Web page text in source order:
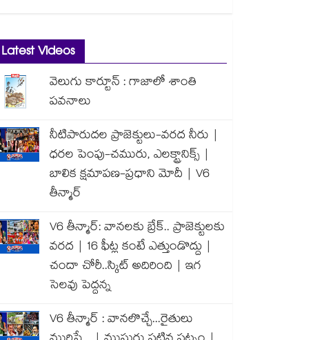
Latest Videos
వెలుగు కార్టూన్ : గాజాలో శాంతి
పవనాలు
నీటిపారుదల ప్రాజెక్టులు-వరద నీరు |
ధరల పెంపు-చమురు, ఎలక్ట్రానిక్స్ |
బాలిక క్షమాపణ-ప్రధాని మోదీ | V6
తీన్మార్
V6 తీన్మార్: వానలకు బ్రేక్.. ప్రాజెక్టులకు
వరద | 16 ఫీట్ల కంటే ఎత్తుండొద్దు |
చందా చోరీ..స్కిట్ అదిరింది | ఇగ
సెలవు పెద్దన్న
V6 తీన్మార్ : వానలొచ్చే...రైతులు